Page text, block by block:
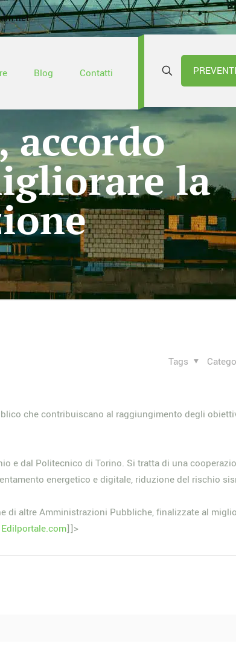
Blog Contatti
accordo
la
Tags
che contribuiscano al raggiungimento degli
e dal Politecnico di Torino. Si tratta di una
energetico e digitale, riduzione del rischio
di altre Amministrazioni Pubbliche, finalizzate al
]]>